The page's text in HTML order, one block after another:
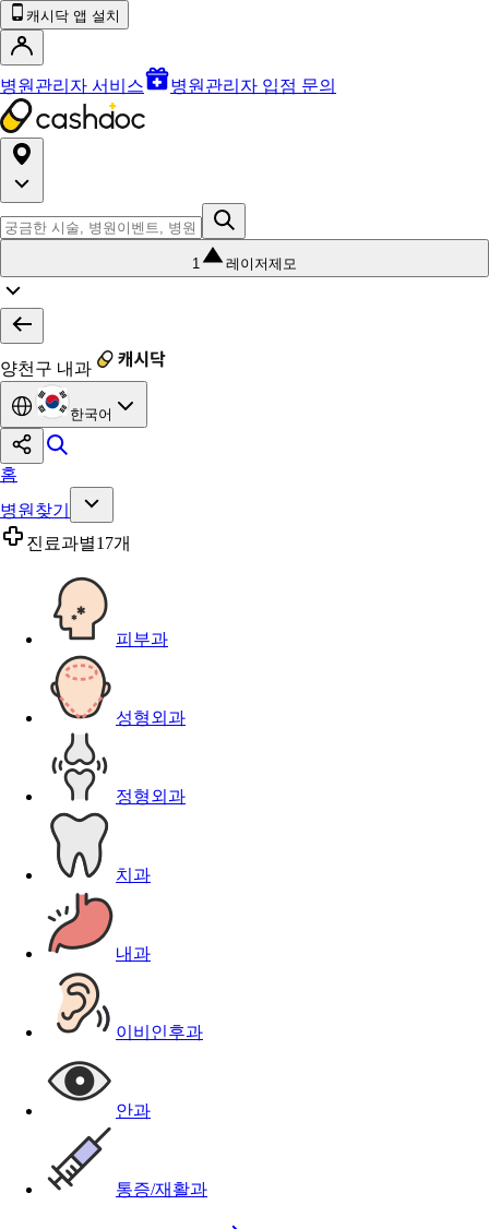
캐시닥 앱 설치
병원관리자 서비스 병원관리자 입점 문의
1 레이저제모
양천구 내과
한국어
홈
병원찾기
진료과별17개
피부과
성형외과
정형외과
치과
내과
이비인후과
안과
통증/재활과